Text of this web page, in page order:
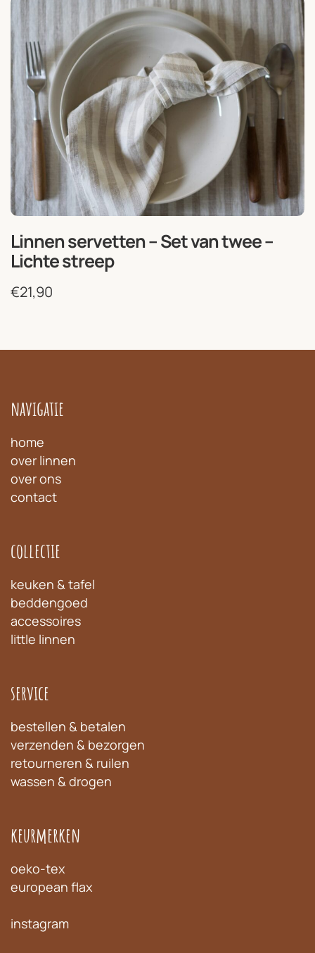
Linnen servetten – Set van twee –
Lichte streep
€21,90
navigatie
home
over linnen
over ons
contact
collectie
keuken & tafel
beddengoed
accessoires
little linnen
service
bestellen & betalen
verzenden & bezorgen
retourneren & ruilen
wassen & drogen
keurmerken
oeko-tex
european flax
instagram